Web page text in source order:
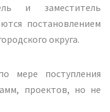
и заместитель
постановлением
округа.
мере поступления
проектов, но не